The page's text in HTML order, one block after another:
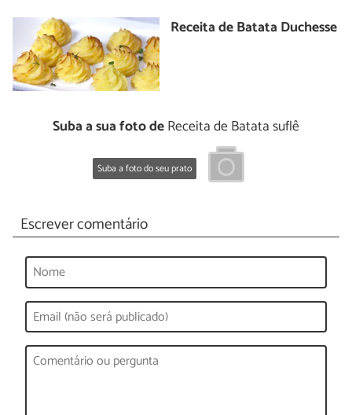
Receita de Batata Duchesse
Suba a sua foto deReceita de Batata suflê
Suba a foto do seu prato
Escrever comentário